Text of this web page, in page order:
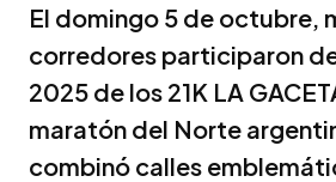
El domingo 5 de octubre,
corredores participaron
2025 de los 21K LA
maratón del Norte
combinó calles